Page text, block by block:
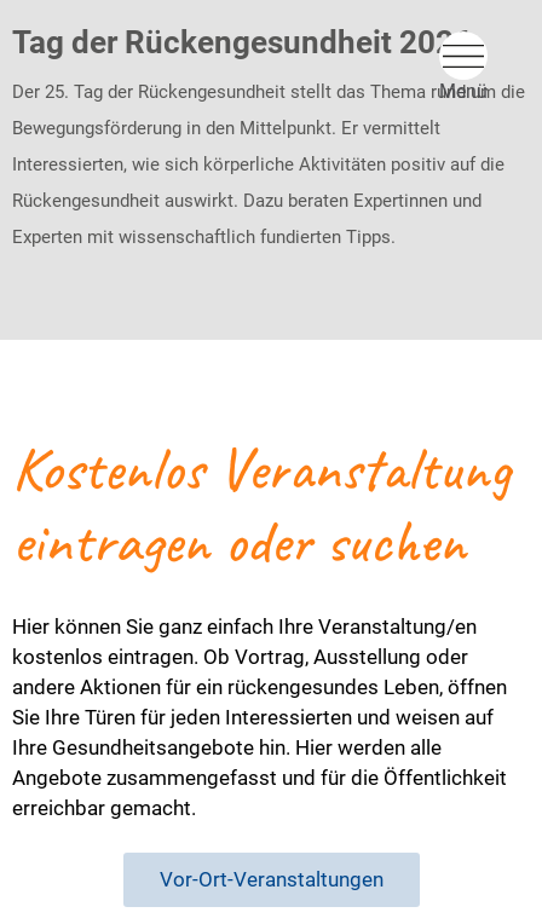
Tag der Rückengesundheit 2026
Der 25. Tag der Rückengesundheit stellt das Thema rund um die
Bewegungsförderung in den Mittelpunkt. Er vermittelt
Interessierten, wie sich körperliche Aktivitäten positiv auf die
Rückengesundheit auswirkt. Dazu beraten Expertinnen und
Experten mit wissenschaftlich fundierten Tipps.
Kostenlos Veranstaltung
eintragen oder suchen
Hier können Sie ganz einfach Ihre Veranstaltung/en
kostenlos eintragen. Ob Vortrag, Ausstellung oder
andere Aktionen für ein rückengesundes Leben, öffnen
Sie Ihre Türen für jeden Interessierten und weisen auf
Ihre Gesundheitsangebote hin. Hier werden alle
Angebote zusammengefasst und für die Öffentlichkeit
erreichbar gemacht.
Vor-Ort-Veranstaltungen